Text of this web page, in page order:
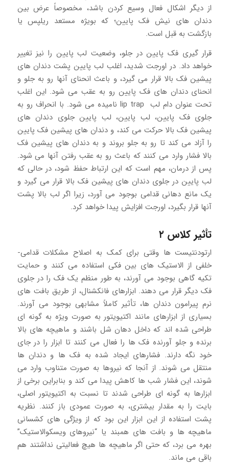
از دیگر اشکال فعال وسیع کردن باشد، مخصوصاً عرض بین
دندان های نیش فک پایین؛ که بویژه مستعد ریلپس یا
بازگشت به قبل است.
قرار گیری فک پایین در جلو، وضعیت لب پایین را نیز تغییر
خواهد داد. در اورجت شدید، اغلب لب پایین پشت دندان های
پیشین فک بالا قرار می گیرد، و باعث انحنای آنها رو به جلو و
انحنای دندان های فک پایین رو به عقب می شود. این اغلب
تحت عنوان دام لب lip trap نامیده می شود. با انحراف رو به
جلوی فک پایین، لب پایین، لب پایین جلوی دندان های
پیشین فک بالا حرکت می کند، و دندان های پیشین فک پایین
را آزاد می کند تا رو به جلو بروند و به دندان های پیشین فک
بالا فشار وارد می کنند که باعث رو به عقب رفتن آنها می شود.
پس از درمان، مهم است که این ارتباط حفظ شود، در حالی که
لب پایین در جلوی دندان های پیشین فک بالا قرار می گیرد و
یک مانع دهانی قدامی بوجود می آورد، زیرا اگر لب بالا پشت
آنها قرار بگیرد، اورجت افزایش پیدا خواهد کرد.
تأثیر کلاس ۲
ارتودنتیست ها وقتی برای کمک به اصلاح مشکلات قدامی-
خلفی از الاستیک های بین فکی استفاده می کنند و حمایت
تکیه گاهی بوجود می آورند، به طور منظم یک فک را در جلوی
فک دیگر قرار می دهند. ابزارهای فانکشنال، از طریق بافت های
نرم پیرامون دندان ها، تأثیر کاملاً مشابهی بوجود می آورند.
بسیاری از ابزارهای مانند اکتیویتور به صورت ویژه به گونه ای
طراحی شده اند که داخل دهان شل باشند و ماهیچه های بالا
برنده و جلو آورنده فک ها را فعال می کنند تا ابزار را در جای
خود نگه دارند. فشارهای ایجاد شده به فک ها و دندان ها
منتقل می شوند. از آنجا که نیروها به صورت متناوب وارد می
شوند، این فشار شب ها کاهش پیدا می کند و بنابراین برخی از
ابزارها به گونه ای طراحی شدند تا نسبت به اکتیویتور اصلی،
بایت را به مقدار بیشتری، به صورت عمودی باز کنند. نظریه
پشت استفاده از این ابزار این بود که از ویژگی های کشسانی
ماهیچه ها و بافت های همبند یا “نیروهای ویسکوالاستیک”
بهره می برد، که حتی اگر ماهیچه ها هیچ فعالیتی نداشتند هم
باقی می ماند.